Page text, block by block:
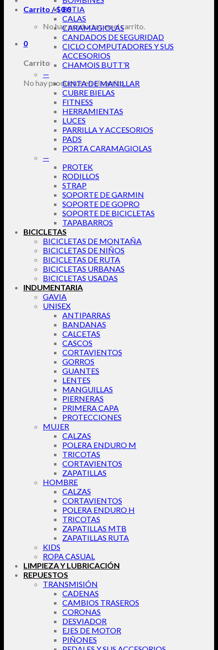
Carrito /$00
No hay productos en el carrito.
0
Carrito
No hay productos en el carrito.
BSTIA
CALAS
CARAMAGIOLAS
CANDADOS DE SEGURIDAD
CICLO COMPUTADORES Y SUS
ACCESORIOS
CHAMOIS BUTT’R
—
CINTA DE MANILLAR
CUBRE BIELAS
FITNESS
HERRAMIENTAS
LUCES
PARRILLA Y ACCESORIOS
PADS
PORTA CARAMAGIOLAS
—
PROTEK
RODILLOS
STRAP
SOPORTE DE GARMIN
SOPORTE DE GOPRO
SOPORTE DE BICICLETAS
TAPABARROS
BICICLETAS
BICICLETAS DE MONTAÑA
BICICLETAS DE NIÑOS
BICICLETAS DE RUTA
BICICLETAS URBANAS
BICICLETAS USADAS
INDUMENTARIA
GAVIA
UNISEX
ANTIPARRAS
BANDANAS
CALCETAS
CASCOS
CORTAVIENTOS
GORROS
GUANTES
LENTES
MANGUILLAS
PIERNERAS
PRIMERA CAPA
PROTECCIONES
MUJER
CALZAS
POLERA ENDURO M
TRICOTAS
CORTAVIENTOS
ZAPATILLAS
HOMBRE
CALZAS
CORTAVIENTOS
POLERA ENDURO H
TRICOTAS
ZAPATILLAS MTB
ZAPATILLAS RUTA
KIDS
ROPA CASUAL
LIMPIEZA Y LUBRICACIÓN
REPUESTOS
TRANSMISIÓN
CADENAS
CAMBIOS TRASEROS
CORONAS
DESVIADOR
EJES DE MOTOR
PIÑONES